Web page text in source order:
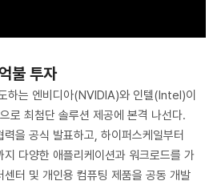
불 투자
하는 엔비디아(NVIDIA)와 인텔(Intel)이
로 최첨단 솔루션 제공에 본격 나선다.
을 공식 발표하고, 하이퍼스케일부터
다양한 애플리케이션과 워크로드를 가
터 및 개인용 컴퓨팅 제품을 공동 개발